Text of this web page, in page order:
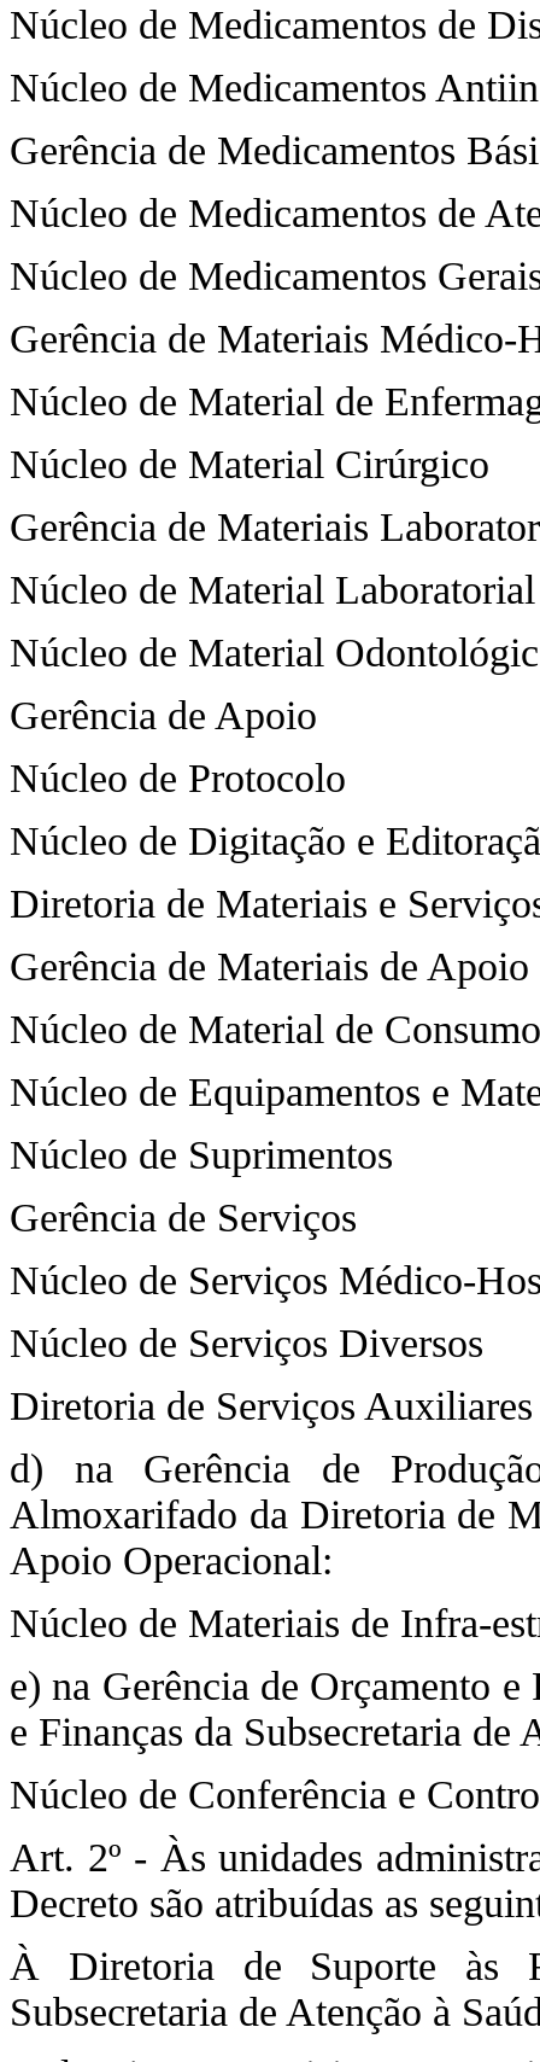
Núcleo de Medicamentos de
Núcleo de Medicamentos
Gerência de Medicamentos
Núcleo de Medicamentos de
Núcleo de Medicamentos
Gerência de Materiais Médico-
Núcleo de Material de
Núcleo de Material Cirúrgico
Gerência de Materiais
Núcleo de Material Laboratorial
Núcleo de Material
Gerência de Apoio
Núcleo de Protocolo
Núcleo de Digitação e
Diretoria de Materiais e
Gerência de Materiais de Apoio
Núcleo de Material de Consumo
Núcleo de Equipamentos e
Núcleo de Suprimentos
Gerência de Serviços
Núcleo de Serviços Médico-
Núcleo de Serviços Diversos
Diretoria de Serviços Auxiliares
d) na Gerência de
Almoxarifado da Diretoria de
Apoio Operacional:
Núcleo de Materiais de Infra-
e) na Gerência de Orçamento
e Finanças da Subsecretaria de
Núcleo de Conferência e
Art. 2º - Às unidades
Decreto são atribuídas as
À Diretoria de Suporte às
Subsecretaria de Atenção à